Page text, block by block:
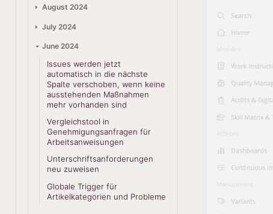
August 2024
July 2024
June 2024
Issues werden jetzt
automatisch in die nächste
Spalte verschoben, wenn keine
ausstehenden Maßnahmen
mehr vorhanden sind
Vergleichstool in
Genehmigungsanfragen für
Arbeitsanweisungen
Unterschriftsanforderungen
neu zuweisen
Globale Trigger für
Artikelkategorien und Probleme